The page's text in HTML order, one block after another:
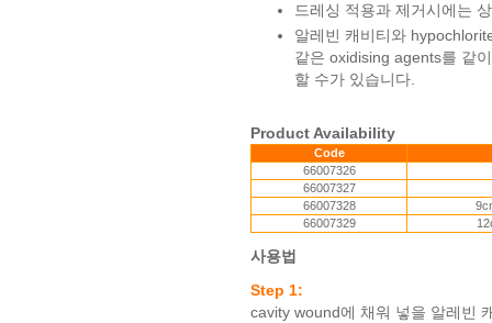
드레싱 적용과 제거시에는
알레빈 캐비티와
같은 oxidising agents를 같
할 수가 있습니다.
Product Availability
Code
66007326
66007327
66007328
66007329
사용법
Step 1:
cavity wound에 채워 넣을 알레빈